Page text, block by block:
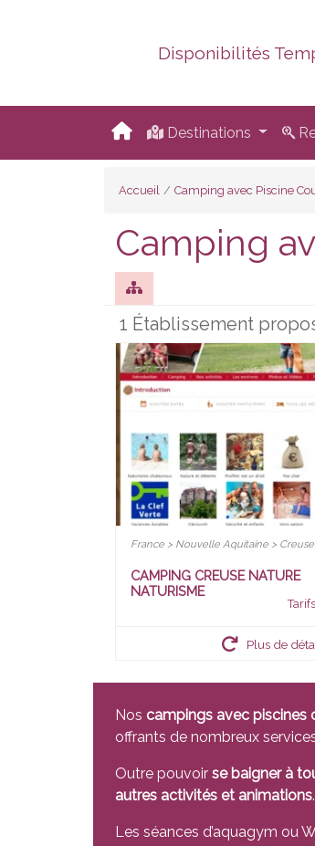
Disponibilités
Destinations
Accueil Camping avec Piscine
Camping
1 Établissement
France > Nouvelle Aquitaine >
CAMPING CREUSE NATURE
NATURISME
Plus de
Nos campings avec piscines
offrants de nombreux
Outre pouvoir se baigner à
autres activités et animations.
Les séances d’aquagym ou